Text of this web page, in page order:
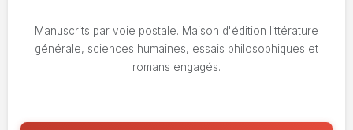
Manuscrits par voie postale. Maison d'édition littérature
générale, sciences humaines, essais philosophiques et
romans engagés.